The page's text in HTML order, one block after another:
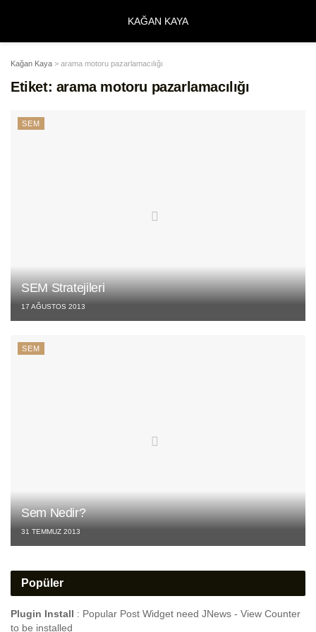
KAĞAN KAYA
Kağan Kaya > arama motoru pazarlamacılığı
Etiket: arama motoru pazarlamacılığı
SEM
SEM Stratejileri
17 AĞUSTOS 2013
SEM
Sem Nedir?
31 TEMMUZ 2013
Popüler
Plugin Install : Popular Post Widget need JNews - View Counter
to be installed